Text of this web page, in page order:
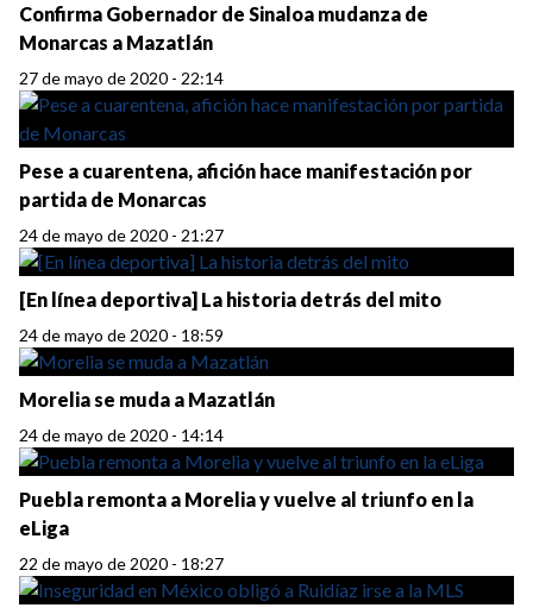
Confirma Gobernador de Sinaloa mudanza de
Monarcas a Mazatlán
27 de mayo de 2020 - 22:14
Pese a cuarentena, afición hace manifestación por
partida de Monarcas
24 de mayo de 2020 - 21:27
[En línea deportiva] La historia detrás del mito
24 de mayo de 2020 - 18:59
Morelia se muda a Mazatlán
24 de mayo de 2020 - 14:14
Puebla remonta a Morelia y vuelve al triunfo en la
eLiga
22 de mayo de 2020 - 18:27